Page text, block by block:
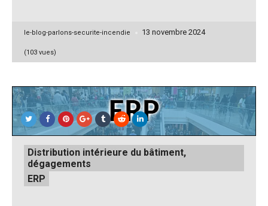
Posted
le-blog-parlons-securite-incendie 13 novembre 2024
(103 vues)
Posted
inDistribution intérieure du bâtiment,
dégagements
ERP